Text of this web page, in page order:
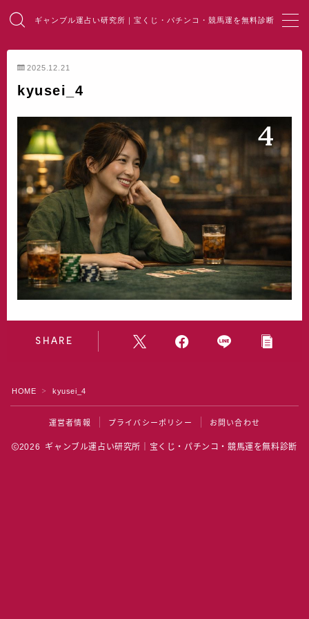
ギャンブル運占い研究所｜宝くじ・パチンコ・競馬運を無料診断
MENU
HOME
総合占い
宝くじ占い
パチンコ占い
競馬・麻雀占い
開運・風水
2025.12.21
kyusei_4
SHARE
HOME ＞ kyusei_4
運営者情報 プライバシーポリシー お問い合わせ
2026 ギャンブル運占い研究所｜宝くじ・パチンコ・競馬運を無料診断